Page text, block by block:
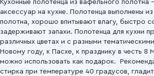
Кухонные полотенца из вафельного полотна
аксессуар на кухне. Полотенца выполнены
полотна, хорошо впитывают влагу, быстро
задерживают запахи. Полотенца для кухни
различных цветах и с разными
Новому году, к Пасхе, к празднику в честь 8
можно использовать как подарок.
стирка при температуре 40 градусов,